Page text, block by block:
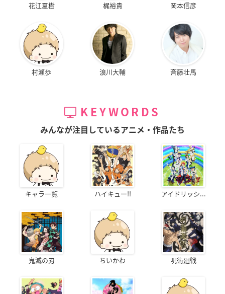
花江夏樹 梶裕貴 岡本信彦
村瀬歩 浪川大輔 斉藤壮馬
KEYWORDS
みんなが注目しているアニメ・作品たち
キャラ一覧 ハイキュー!! アイドリッシ...
鬼滅の刃 ちいかわ 呪術廻戦